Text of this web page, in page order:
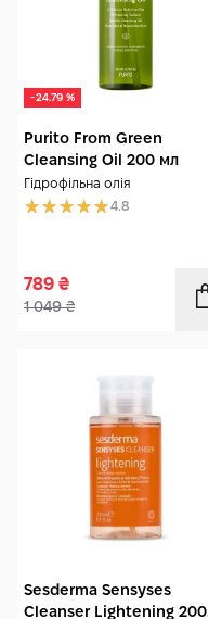
-24.79 %
Purito From Green
Cleansing Oil 200 мл
Гідрофільна олія
4.8
789 ₴
1 049₴
Sesderma Sensyses
Cleanser Lightening 200